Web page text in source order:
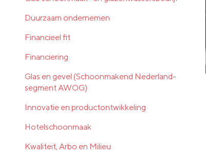
Duurzaam ondernemen
Financieel fit
Financiering
Glas en gevel (Schoonmakend Nederland-
segment AWOG)
Innovatie en productontwikkeling
Hotelschoonmaak
Kwaliteit, Arbo en Milieu